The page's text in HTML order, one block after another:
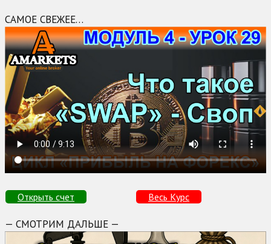
САМОЕ СВЕЖЕЕ…
Открыть счет Весь Курс
— СМОТРИМ ДАЛЬШЕ —